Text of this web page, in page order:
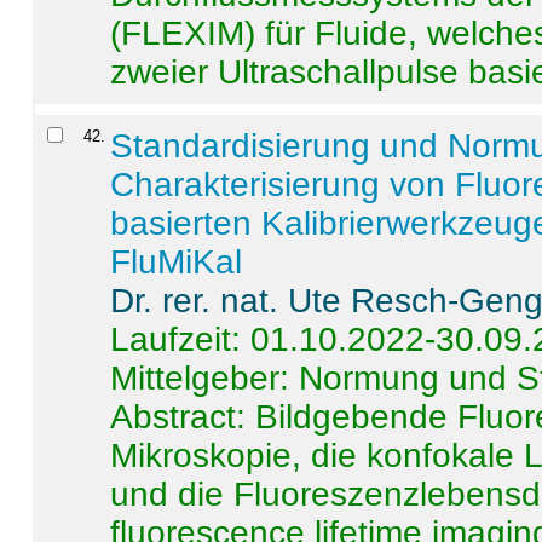
(FLEXIM) für Fluide,
zweier Ultraschallpulse
42. Standardisierung und
Charakterisierung von
basierten
FluMiKal
Dr. rer. nat. Ute Resch-
Laufzeit: 01.10.2022-
Mittelgeber: Normung und
Abstract: Bildgebende
Mikroskopie, die konfokale
und die
fluorescence lifetime